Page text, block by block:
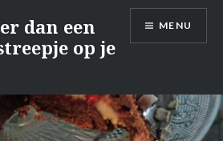
dan een
op je
MENU